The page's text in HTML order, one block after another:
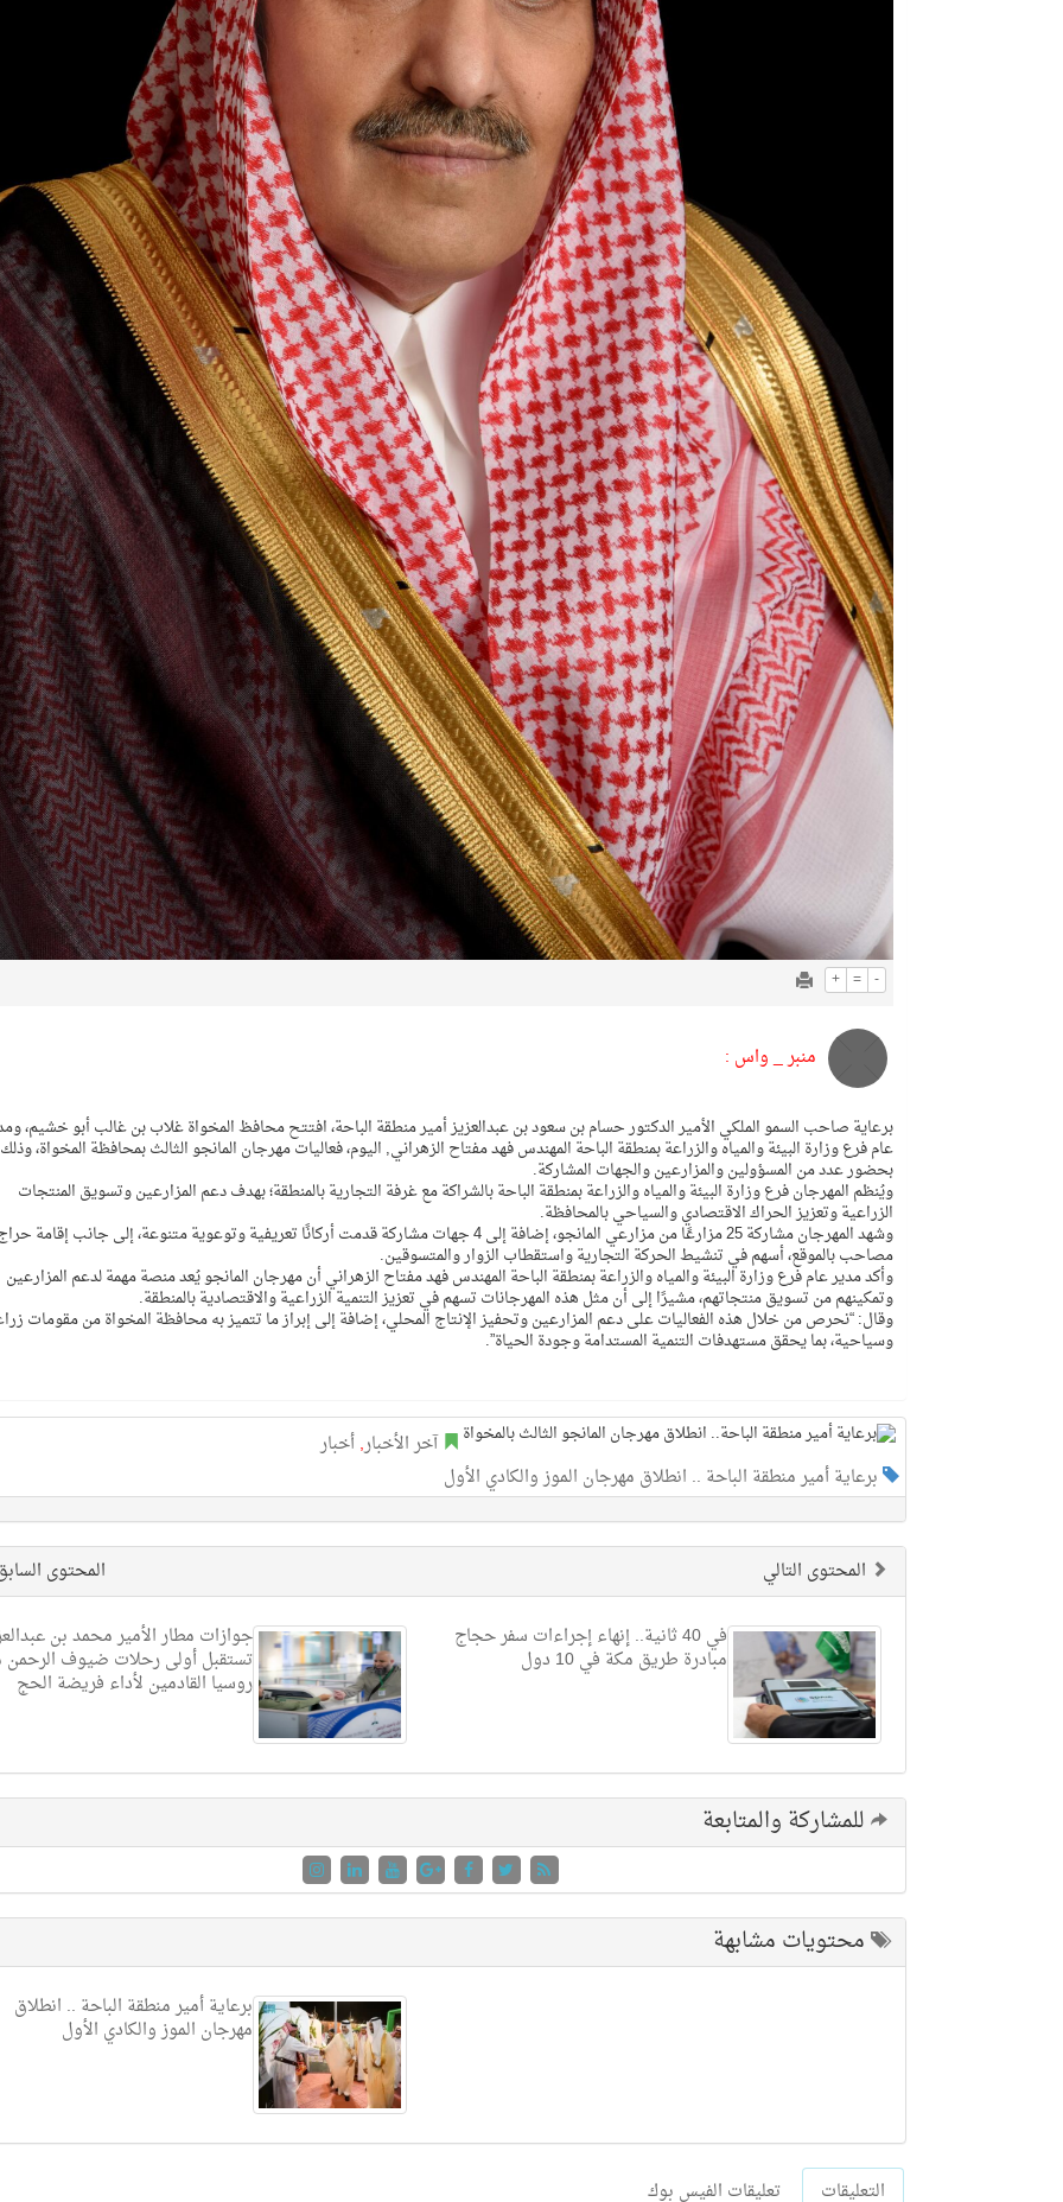
+ = -
منبر _ واس :
برعاية صاحب السمو الملكي الأمير الدكتور حسام بن سعود بن عبدالعزيز أمير منطقة الباحة، افتتح محافظ المخواة غلاب بن غالب أبو خشيم،
عام فرع وزارة البيئة والمياه والزراعة بمنطقة الباحة المهندس فهد مفتاح الزهراني, اليوم، فعاليات مهرجان المانجو الثالث بمحافظة المخواة، وذلك
بحضور عدد من المسؤولين والمزارعين والجهات المشاركة.
ويُنظم المهرجان فرع وزارة البيئة والمياه والزراعة بمنطقة الباحة بالشراكة مع غرفة التجارية بالمنطقة؛ بهدف دعم المزارعين وتسويق المنتجات
الزراعية وتعزيز الحراك الاقتصادي والسياحي بالمحافظة.
وشهد المهرجان مشاركة 25 مزارعًا من مزارعي المانجو، إضافة إلى 4 جهات مشاركة قدمت أركانًا تعريفية وتوعوية متنوعة، إلى جانب إقامة
مصاحب بالموقع، أسهم في تنشيط الحركة التجارية واستقطاب الزوار والمتسوقين.
وأكد مدير عام فرع وزارة البيئة والمياه والزراعة بمنطقة الباحة المهندس فهد مفتاح الزهراني أن مهرجان المانجو يُعد منصة مهمة لدعم المزارعين
وتمكينهم من تسويق منتجاتهم، مشيرًا إلى أن مثل هذه المهرجانات تسهم في تعزيز التنمية الزراعية والاقتصادية بالمنطقة.
وقال: “نحرص من خلال هذه الفعاليات على دعم المزارعين وتحفيز الإنتاج المحلي، إضافة إلى إبراز ما تتميز به محافظة المخواة من مقومات
وسياحية، بما يحقق مستهدفات التنمية المستدامة وجودة الحياة”.
آخر الأخبار,أخبار
برعاية أمير منطقة الباحة .. انطلاق مهرجان الموز والكادي الأول
المحتوى المحتوى التالي
جوازات مطار الأمير محمد بن
تستقبل أولى رحلات ضيوف
روسيا القادمين لأداء فريضة الحج
في 40 ثانية.. إنهاء إجراءات سفر حجاج
مبادرة طريق مكة في 10 دول
للمشاركة والمتابعة
محتويات مشابهة
برعاية أمير منطقة الباحة .. انطلاق
مهرجان الموز والكادي الأول
التعليقات تعليقات الفيس بوك